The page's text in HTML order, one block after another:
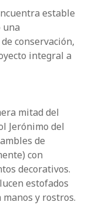
estable
una
conservación,
integral a
mitad del
Jerónimo del
de
con
decorativos.
estofados
y rostros.